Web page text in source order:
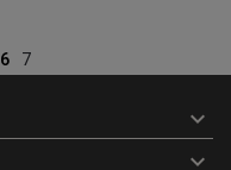
6 7

